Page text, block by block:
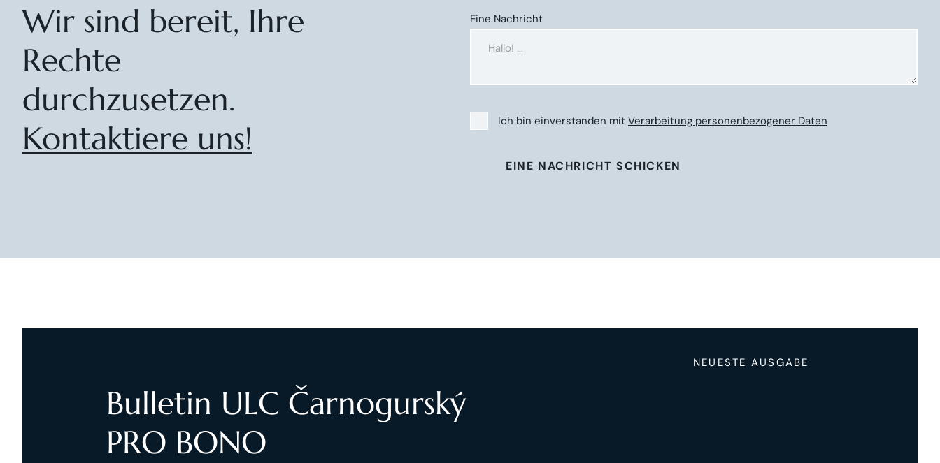
Wir sind bereit, Ihre
Rechte
durchzusetzen.
Kontaktiere uns!
Eine Nachricht
Ich bin einverstanden mit Verarbeitung personenbezogener Daten
EINE NACHRICHT SCHICKEN
Bulletin ULC Čarnogurský
PRO BONO
NEUESTE AUSGABE